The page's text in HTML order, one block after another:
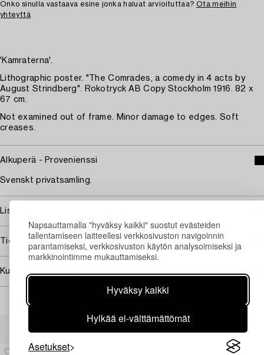
Napsauttamalla "hyväksy kaikki" suostut evästeiden
tallentamiseen laitteellesi verkkosivuston navigoinnin
parantamiseksi, verkkosivuston käytön analysoimiseksi ja
markkinointimme mukauttamiseksi.
Hyväksy kaikki
Hylkää ei-välttämättömät
Asetukset
Onko sinulla vastaava esine jonka haluat arvioituttaa? Ota meihin
yhteyttä
'Kamraterna'.
Lithographic poster. "The Comrades, a comedy in 4 acts by
August Strindberg". Rokotryck AB Copy Stockholm 1916. 82 x
67 cm.
Not examined out of frame. Minor damage to edges. Soft
creases.
Alkuperä - Provenienssi
Svenskt privatsamling.
Lisää taiteilijasta Wilhelm Kåge
Tietoa ostamisesta
Kuvan käyttöoikeudet
Muiden katsomia kohteita